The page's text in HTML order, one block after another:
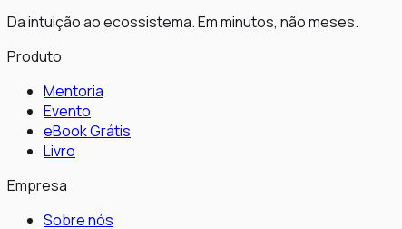
Da intuição ao ecossistema. Em minutos, não meses.
Produto
Mentoria
Evento
eBook Grátis
Livro
Empresa
Sobre nós